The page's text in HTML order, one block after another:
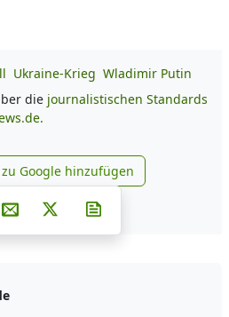
Ukraine-Krieg Wladimir Putin
die journalistischen Standards
news.de zu Google
Google hinzufügen
auf Facebook
Teilen auf Whatsapp
Teilen auf Telegram
auf Pinterest
Per E-Mail teilen
Post auf X